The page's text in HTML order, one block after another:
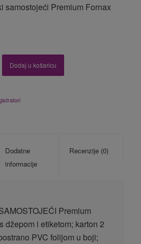
samostojeći Premium Fornax
Dodaj u košaricu
Dodatne
informacije
Recenzije (0)
Premium
džepom i etiketom; karton 2
PVC folijom u boji;